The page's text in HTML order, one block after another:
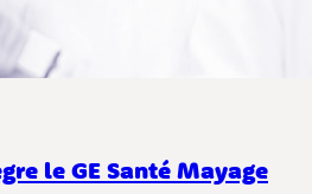
le GE Santé Mayage